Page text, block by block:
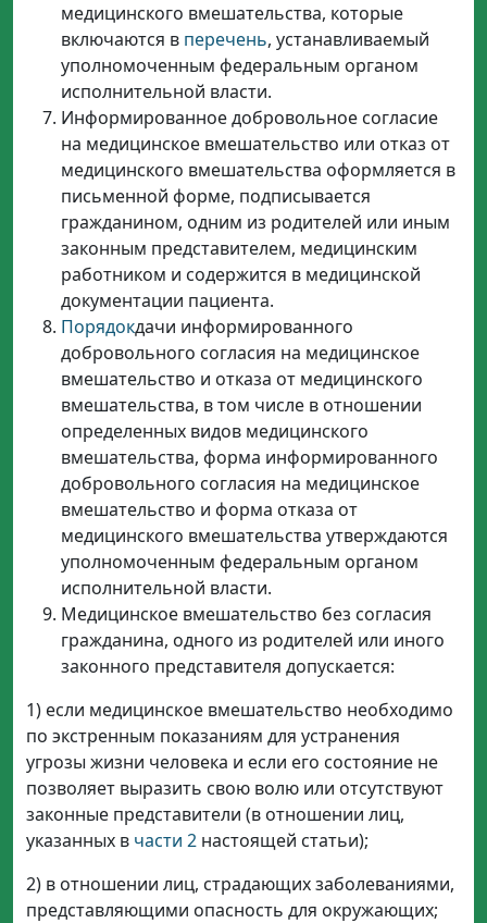
медицинского вмешательства, которые
включаются в перечень, устанавливаемый
уполномоченным федеральным органом
исполнительной власти.
Информированное добровольное согласие
на медицинское вмешательство или отказ от
медицинского вмешательства оформляется в
письменной форме, подписывается
гражданином, одним из родителей или иным
законным представителем, медицинским
работником и содержится в медицинской
документации пациента.
Порядокдачи информированного
добровольного согласия на медицинское
вмешательство и отказа от медицинского
вмешательства, в том числе в отношении
определенных видов медицинского
вмешательства, форма информированного
добровольного согласия на медицинское
вмешательство и форма отказа от
медицинского вмешательства утверждаются
уполномоченным федеральным органом
исполнительной власти.
Медицинское вмешательство без согласия
гражданина, одного из родителей или иного
законного представителя допускается:
1) если медицинское вмешательство необходимо
по экстренным показаниям для устранения
угрозы жизни человека и если его состояние не
позволяет выразить свою волю или отсутствуют
законные представители (в отношении лиц,
указанных в части 2 настоящей статьи);
2) в отношении лиц, страдающих заболеваниями,
представляющими опасность для окружающих;